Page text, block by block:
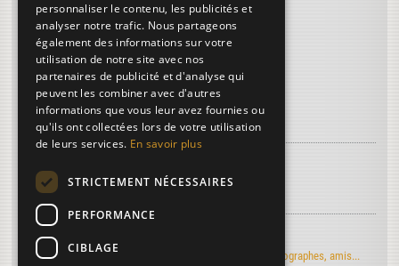
Découvrez le vocabulaire du papier...
Beost (M. de)
Fibres
Angleterre
Plus de termes...
La troisième dimension
Regards d'artistes...
Le moulin du Verger vu par les artistes-peintres, photographes, amis...
personnaliser le contenu, les publicités et
analyser notre trafic. Nous partageons
également des informations sur votre
utilisation de notre site avec nos
partenaires de publicité et d'analyse qui
peuvent les combiner avec d'autres
informations que vous leur avez fournies ou
qu'ils ont collectées lors de votre utilisation
de leurs services. En savoir plus
STRICTEMENT NÉCESSAIRES
PERFORMANCE
CIBLAGE